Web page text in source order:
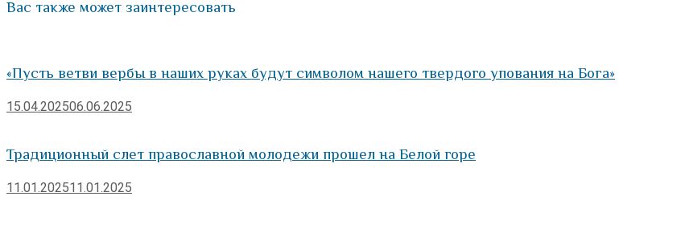
Вас также может заинтересовать
«Пусть ветви вербы в наших руках будут символом нашего твердого упования на Бога»
15.04.202506.06.2025
Традиционный слет православной молодежи прошел на Белой горе
11.01.202511.01.2025